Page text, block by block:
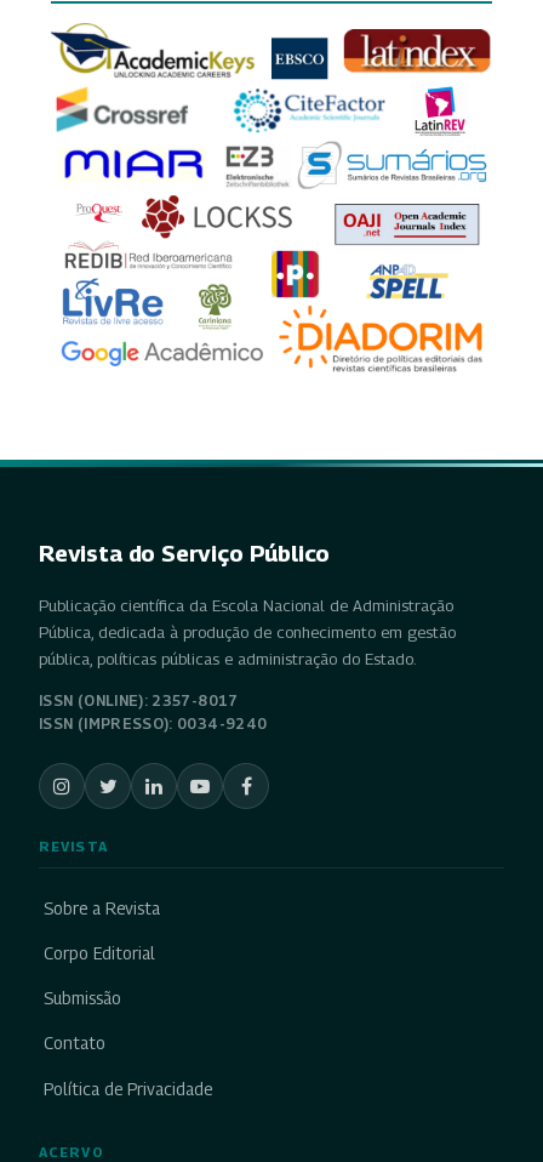
Revista do Serviço Público
Publicação científica da Escola Nacional de Administração
Pública, dedicada à produção de conhecimento em gestão
pública, políticas públicas e administração do Estado.
ISSN (ONLINE): 2357-8017
ISSN (IMPRESSO): 0034-9240
REVISTA
Sobre a Revista
Corpo Editorial
Submissão
Contato
Política de Privacidade
ACERVO